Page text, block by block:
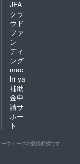
JFA
クラ
ウド
ファ
ン
ディ
ング
mac
hi-ya
補助
金申
請サ
ポー
ト
ウェーブの登録商標です。